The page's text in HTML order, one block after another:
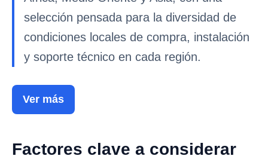
selección pensada para la diversidad de
condiciones locales de compra, instalación
y soporte técnico en cada región.
Ver más
Factores clave a considerar